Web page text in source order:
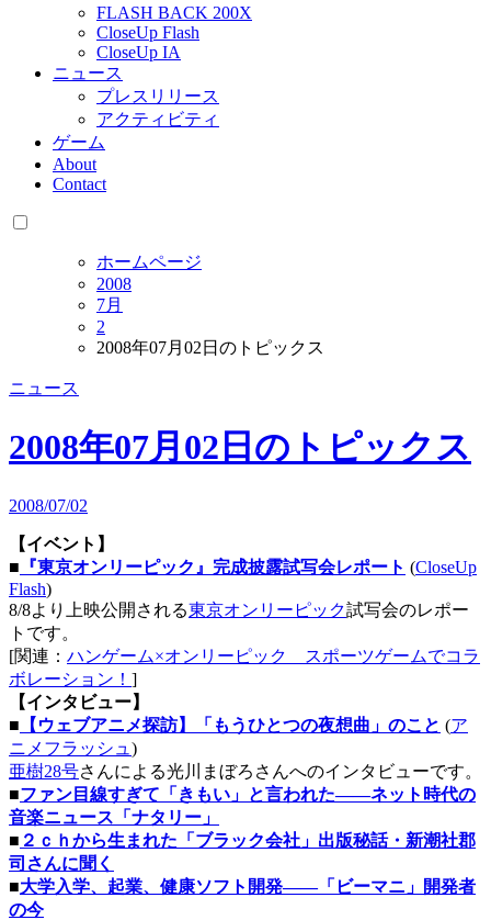
FLASH BACK 200X
CloseUp Flash
CloseUp IA
ニュース
プレスリリース
アクティビティ
ゲーム
About
Contact
ホームページ
2008
7月
2
2008年07月02日のトピックス
ニュース
2008年07月02日のトピックス
2008/07/02
【イベント】
■ 『東京オンリーピック』完成披露試写会レポート (CloseUp
Flash)
8/8より上映公開される東京オンリーピック試写会のレポー
トです。
[関連： ハンゲーム×オンリーピック スポーツゲームでコラ
ボレーション！ ]
【インタビュー】
■ 【ウェブアニメ探訪】「もうひとつの夜想曲」のこと (ア
ニメフラッシュ )
亜樹28号さんによる光川まぼろさんへのインタビューです。
■ファン目線すぎて「きもい」と言われた――ネット時代の
音楽ニュース「ナタリー」
■ ２ｃｈから生まれた「ブラック会社」出版秘話・新潮社郡
司さんに聞く
■大学入学、起業、健康ソフト開発――「ビーマニ」開発者
の今